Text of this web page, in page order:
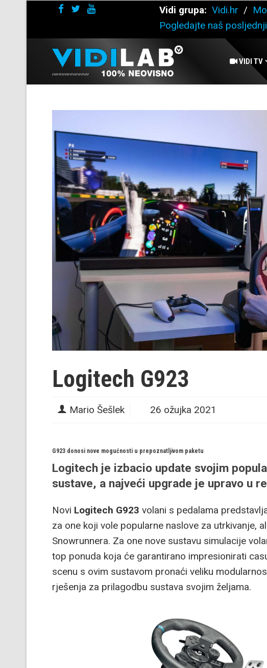
Vidi grupa: Vidi.hr /
Pogledajte naš
VIDI TV
Logitech G923
Mario Šešlek 26 ožujka 2021
G923 donosi nove mogućnosti u prepoznatljivom paketu
Logitech je izbacio update svojim
sustave, a najveći upgrade je upravo u
Novi Logitech G923 volani s pedalama
za one koji vole popularne naslove za utrkivanje,
Snowrunnera. Za one nove sustavu simulacije
top ponuda koja će garantirano impresionirati
scenu s ovim sustavom pronaći veliku
rješenja za prilagodbu sustava svojim željama.